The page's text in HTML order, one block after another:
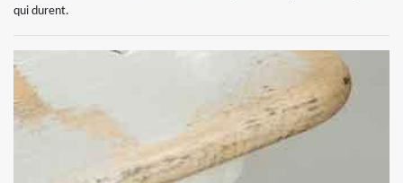
qui durent.